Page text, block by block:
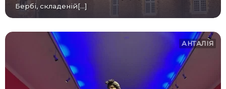
Бербі, складеній[...]
АНТАЛІЯ